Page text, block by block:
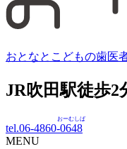
おとなとこどもの歯医
JR吹田駅徒歩2
tel.06-4860-0648
おーむしば
MENU